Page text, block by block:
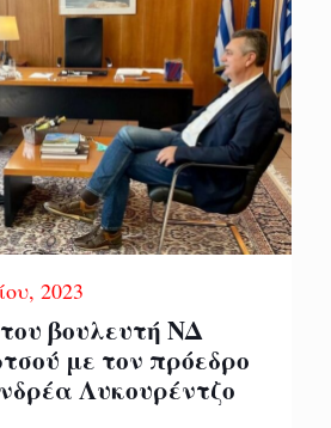
2023
βουλευτή ΝΔ
με τον πρόεδρο
Λυκουρέντζο